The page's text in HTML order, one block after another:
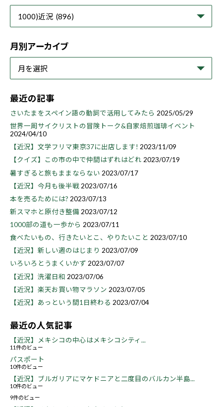
月別アーカイブ
最近の記事
さいたまをスペイン語の動詞で活用してみたら 2025/05/29
世界一周サイクリストの冒険トーク&自家焙煎珈琲イベント
2024/04/10
【近況】文学フリマ東京37に出店します! 2023/11/09
【クイズ】この市の中で仲間はずれはどれ 2023/07/19
暑すぎると旅もままならない 2023/07/17
【近況】今月も後半戦 2023/07/16
本を売るためには? 2023/07/13
新スマホと原付き整備 2023/07/12
1000部の道も一歩から 2023/07/11
食べたいもの、行きたいとこ、やりたいこと 2023/07/10
【近況】新しい週のはじまり 2023/07/09
いろいろとうまくいかず 2023/07/07
【近況】洗濯日和 2023/07/06
【近況】楽天お買い物マラソン 2023/07/05
【近況】あっという間1日終わる 2023/07/04
最近の人気記事
【近況】メキシコの中心はメキシコシティ...
11件のビュー
パスポート
10件のビュー
【近況】ブルガリアにマケドニアと二度目のバルカン半島...
10件のビュー
9件のビュー